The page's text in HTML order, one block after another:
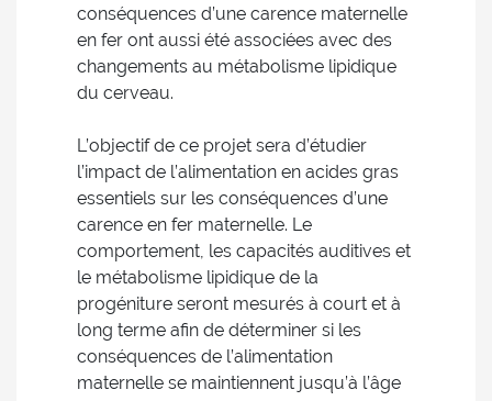
conséquences d’une carence maternelle
en fer ont aussi été associées avec des
changements au métabolisme lipidique
du cerveau.
L’objectif de ce projet sera d’étudier
l’impact de l’alimentation en acides gras
essentiels sur les conséquences d’une
carence en fer maternelle. Le
comportement, les capacités auditives et
le métabolisme lipidique de la
progéniture seront mesurés à court et à
long terme afin de déterminer si les
conséquences de l’alimentation
maternelle se maintiennent jusqu’à l’âge